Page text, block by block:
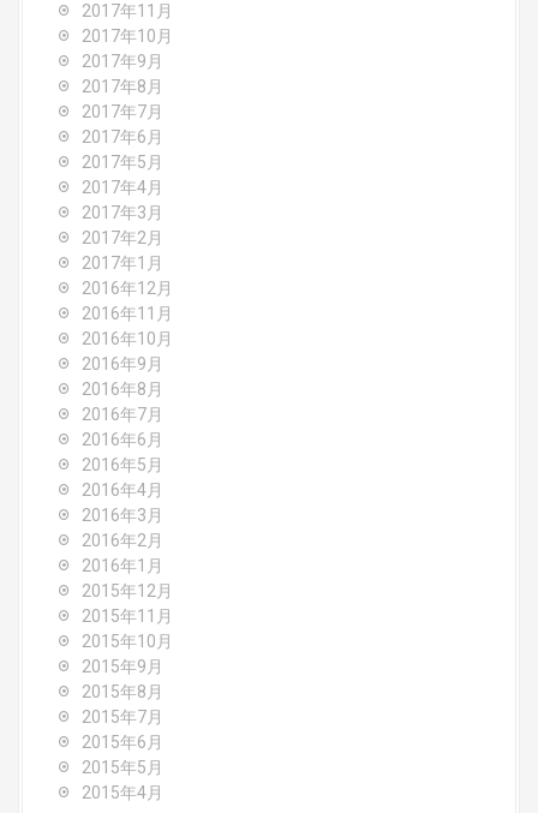
2017年11月
2017年10月
2017年9月
2017年8月
2017年7月
2017年6月
2017年5月
2017年4月
2017年3月
2017年2月
2017年1月
2016年12月
2016年11月
2016年10月
2016年9月
2016年8月
2016年7月
2016年6月
2016年5月
2016年4月
2016年3月
2016年2月
2016年1月
2015年12月
2015年11月
2015年10月
2015年9月
2015年8月
2015年7月
2015年6月
2015年5月
2015年4月